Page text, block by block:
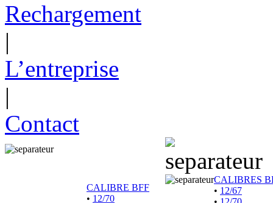
Rechargement
|
L’entreprise
|
Contact
CALIBRE BFF
• 12/70
CALIBRES
• 12/67